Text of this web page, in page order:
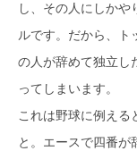
し、その人にしか
ルです。だから、ト
の人が辞めて独立し
ってしまいます。
これは野球に例える
と。エースで四番が